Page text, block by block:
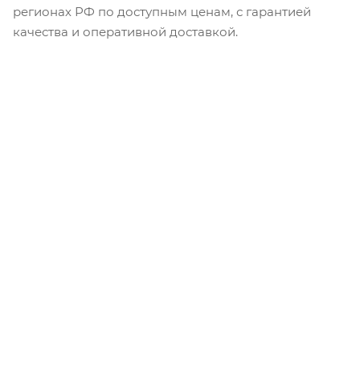
регионах РФ по доступным ценам, с гарантией
качества и оперативной доставкой.